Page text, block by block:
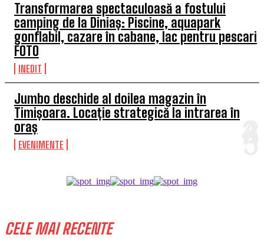
Transformarea spectaculoasă a fostului
camping de la Diniaș: Piscine, aquapark
gonflabil, cazare în cabane, lac pentru pescari
FOTO
INEDIT
Jumbo deschide al doilea magazin în
Timișoara. Locație strategică la intrarea în
oraș
EVENIMENTE
CELE MAI RECENTE